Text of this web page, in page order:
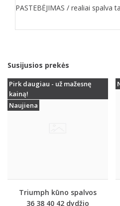
PASTEBĖJIMAS / realiai spalva
Susijusios prekės
Pirk daugiau - už mažesnę
kainą!
Naujiena
Triumph kūno spalvos
36 38 40 42 dydžio